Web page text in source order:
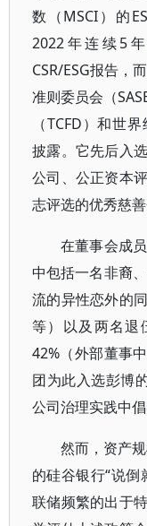
数（MSCI）的
2022年连续5
CSR/ESG报告，
准则委员会（
（TCFD）和世
披露。它先后入
公司、公正资本
志评选的优秀慈善
在董事会成
中包括一名非裔
流的异性恋外的
等）以及两名退
42%（外部董事
团为此入选彭博
公司治理实践中倡
然而，资产
的硅谷银行“说
联储频繁的出于